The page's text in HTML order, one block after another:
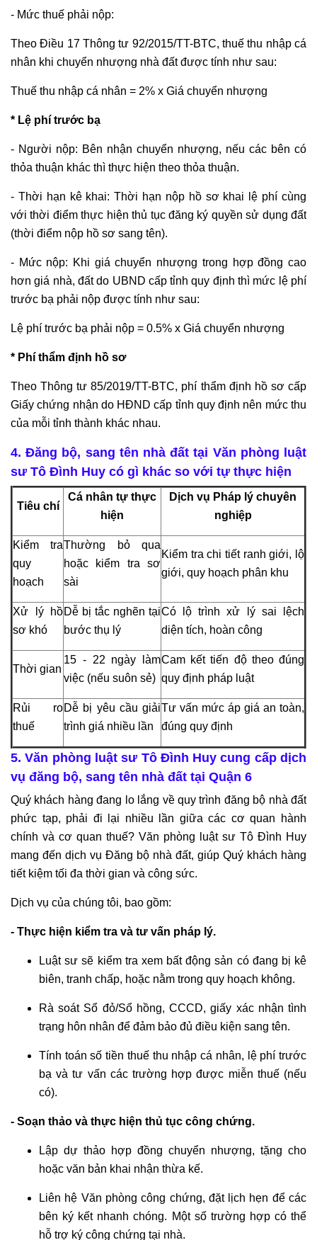
- Mức thuế phải nộp:
Theo Điều 17 Thông tư 92/2015/TT-BTC, thuế thu nhập cá
nhân khi chuyển nhượng nhà đất được tính như sau:
Thuế thu nhập cá nhân = 2% x Giá chuyển nhượng
* Lệ phí trước bạ
- Người nộp: Bên nhận chuyển nhượng, nếu các bên có
thỏa thuận khác thì thực hiện theo thỏa thuận.
- Thời hạn kê khai: Thời hạn nộp hồ sơ khai lệ phí cùng
với thời điểm thực hiện thủ tục đăng ký quyền sử dụng đất
(thời điểm nộp hồ sơ sang tên).
- Mức nộp: Khi giá chuyển nhượng trong hợp đồng cao
hơn giá nhà, đất do UBND cấp tỉnh quy định thì mức lệ phí
trước bạ phải nộp được tính như sau:
Lệ phí trước bạ phải nộp = 0.5% x Giá chuyển nhượng
* Phí thẩm định hồ sơ
Theo Thông tư 85/2019/TT-BTC, phí thẩm định hồ sơ cấp
Giấy chứng nhận do HĐND cấp tỉnh quy định nên mức thu
của mỗi tỉnh thành khác nhau.
4. Đăng bộ, sang tên nhà đất tại Văn phòng luật
sư Tô Đình Huy có gì khác so với tự thực hiện
Tiêu chí
Cá nhân tự thực
hiện
Dịch vụ Pháp lý chuyên
nghiệp
Kiểm tra
quy
hoạch
Thường bỏ qua
hoặc kiểm tra sơ
sài
Kiểm tra chi tiết ranh giới, lộ
giới, quy hoạch phân khu
Xử lý hồ
sơ khó
Dễ bị tắc nghẽn tại
bước thụ lý
Có lộ trình xử lý sai lệch
diện tích, hoàn công
Thời gian
15 - 22 ngày làm
việc (nếu suôn sẻ)
Cam kết tiến độ theo đúng
quy định pháp luật
Rủi ro
thuế
Dễ bị yêu cầu giải
trình giá nhiều lần
Tư vấn mức áp giá an toàn,
đúng quy định
5. Văn phòng luật sư Tô Đình Huy cung cấp dịch
vụ đăng bộ, sang tên nhà đất tại Quận 6
Quý khách hàng đang lo lắng về quy trình đăng bộ nhà đất
phức tạp, phải đi lại nhiều lần giữa các cơ quan hành
chính và cơ quan thuế? Văn phòng luật sư Tô Đình Huy
mang đến dịch vụ Đăng bộ nhà đất, giúp Quý khách hàng
tiết kiệm tối đa thời gian và công sức.
Dịch vụ của chúng tôi, bao gồm:
- Thực hiện kiểm tra và tư vấn pháp lý.
Luật sư sẽ kiểm tra xem bất động sản có đang bị kê
biên, tranh chấp, hoặc nằm trong quy hoạch không.
Rà soát Sổ đỏ/Sổ hồng, CCCD, giấy xác nhận tình
trạng hôn nhân để đảm bảo đủ điều kiện sang tên.
Tính toán số tiền thuế thu nhập cá nhân, lệ phí trước
bạ và tư vấn các trường hợp được miễn thuế (nếu
có).
- Soạn thảo và thực hiện thủ tục công chứng.
Lập dự thảo hợp đồng chuyển nhượng, tặng cho
hoặc văn bản khai nhận thừa kế.
Liên hệ Văn phòng công chứng, đặt lịch hẹn để các
bên ký kết nhanh chóng. Một số trường hợp có thể
hỗ trợ ký công chứng tại nhà.